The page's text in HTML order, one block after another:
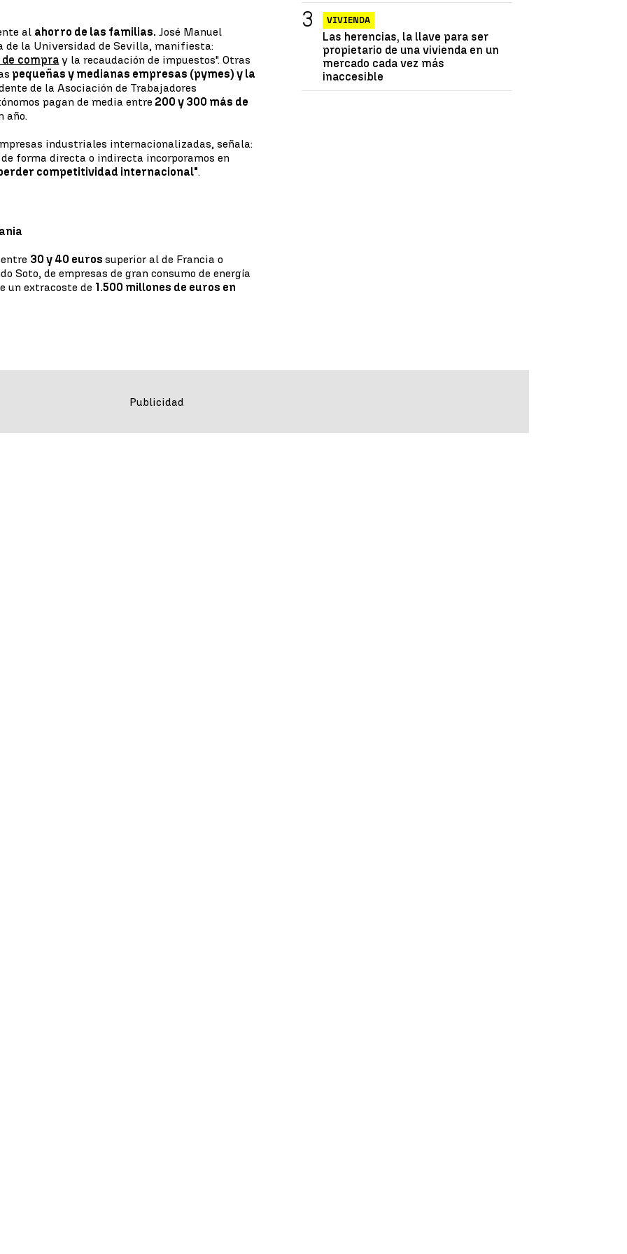
al ahorro de las familias. José Manuel
de la Universidad de Sevilla, manifiesta:
compra y la recaudación de impuestos". Otras
pequeñas y medianas empresas (pymes) y la
de la Asociación de Trabajadores
pagan de media entre 200 y 300 más de
año.
industriales internacionalizadas, señala:
forma directa o indirecta incorporamos en
competitividad internacional".
30 y 40 eurossuperior al de Francia o
Soto, de empresas de gran consumo de energía
un extracoste de 1.500 millones de euros en
VIVIENDA
Las herencias, la llave para ser
propietario de una vivienda en un
mercado cada vez más
inaccesible